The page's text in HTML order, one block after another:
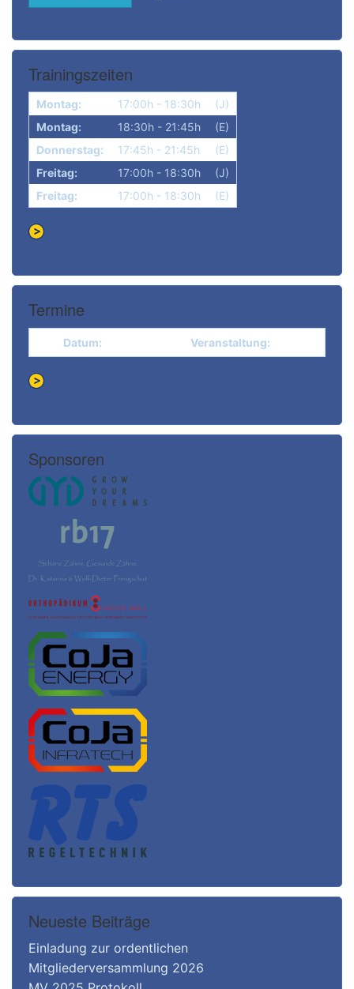
Trainingszeiten
Montag: 17:00h - 18:30h
(J)
Montag:
18:30h - 21:45h
(E)
Donnerstag:
17:45h - 21:45h
(E)
Freitag:
17:00h - 18:30h
(J)
Freitag:
17:00h - 18:30h (E)
Termine
Datum: Veranstaltung:
Sponsoren
Neueste Beiträge
Einladung zur ordentlichen
Mitgliederversammlung 2026